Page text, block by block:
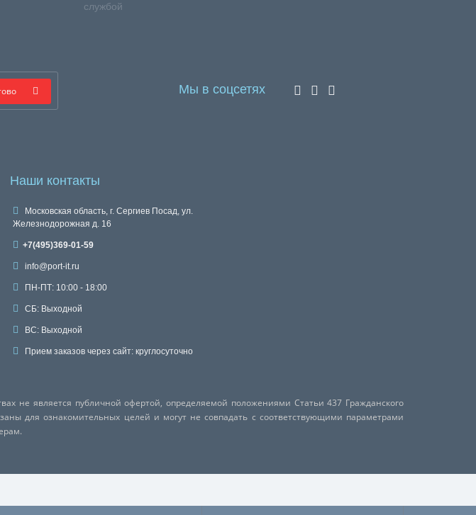
службой
Мы в соцсетях
Наши контакты
Московская область, г. Сергиев Посад, ул.
Железнодорожная д. 16
+7(495)369-01-59
info@port-it.ru
ПН-ПТ: 10:00 - 18:00
СБ: Выходной
ВС: Выходной
Прием заказов через сайт: круглосуточно
не является публичной офертой, определяемой положениями Статьи 437 Гражданского
для ознакомительных целей и могут не совпадать с соответствующими параметрами